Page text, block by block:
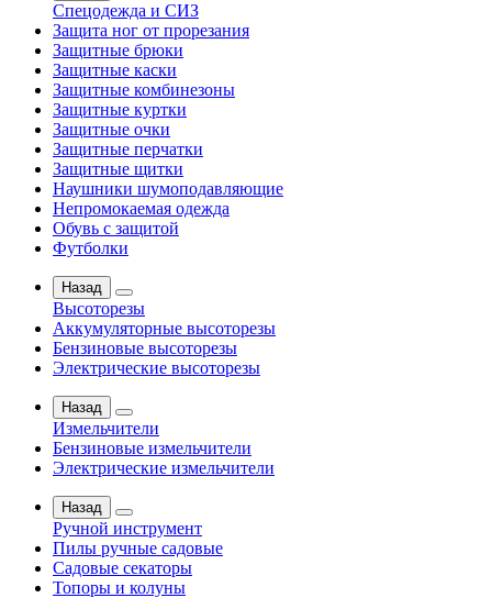
Спецодежда и СИЗ
Защита ног от прорезания
Защитные брюки
Защитные каски
Защитные комбинезоны
Защитные куртки
Защитные очки
Защитные перчатки
Защитные щитки
Наушники шумоподавляющие
Непромокаемая одежда
Обувь с защитой
Футболки
Назад
Высоторезы
Аккумуляторные высоторезы
Бензиновые высоторезы
Электрические высоторезы
Назад
Измельчители
Бензиновые измельчители
Электрические измельчители
Назад
Ручной инструмент
Пилы ручные садовые
Садовые секаторы
Топоры и колуны